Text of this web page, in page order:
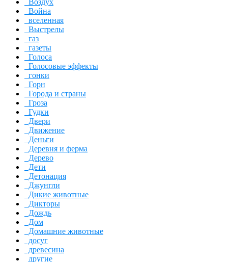
Война
вселенная
Выстрелы
газ
газеты
Голоса
Голосовые эффекты
гонки
Горн
Города и страны
Гроза
Гудки
Двери
Движение
Деньги
Деревня и ферма
Дерево
Дети
Детонация
Джунгли
Дикие животные
Дикторы
Дождь
Дом
Домашние животные
досуг
древесина
другие